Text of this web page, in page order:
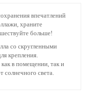
впечатлений
храните
больше!
со скругленными
крепления.
в помещении, так и
солнечного света.